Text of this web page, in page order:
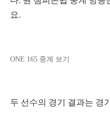
요.
ONE 165 중계 보기
두 선수의 경기 결과는 경